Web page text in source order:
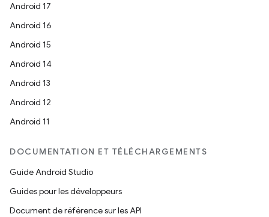
Android 17
Android 16
Android 15
Android 14
Android 13
Android 12
Android 11
DOCUMENTATION ET TÉLÉCHARGEMENTS
Guide Android Studio
Guides pour les développeurs
Document de référence sur les API